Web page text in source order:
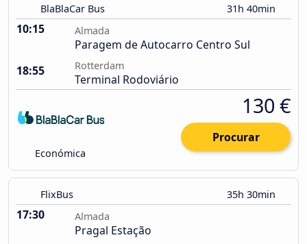
BlaBlaCar Bus 31h 40min
10:15 Almada
Paragem de Autocarro Centro Sul
18:55
Rotterdam
Terminal Rodoviário
Económica
130 €
Procurar
FlixBus 35h 30min
17:30 Almada
Pragal Estação